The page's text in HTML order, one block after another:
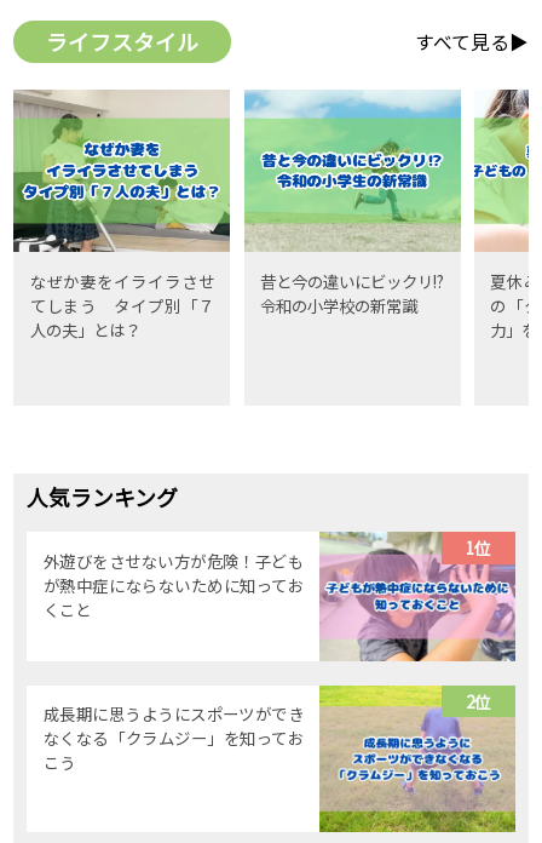
ライフスタイル すべて見る▶
なぜか妻をイライラさせ
てしまう タイプ別「７
人の夫」とは？
昔と今の違いにビックリ!?
令和の小学校の新常識
夏休
の「
力」
人気ランキング
1位
外遊びをさせない方が危険！子ども
が熱中症にならないために知ってお
くこと
2位
成長期に思うようにスポーツができ
なくなる「クラムジー」を知ってお
こう